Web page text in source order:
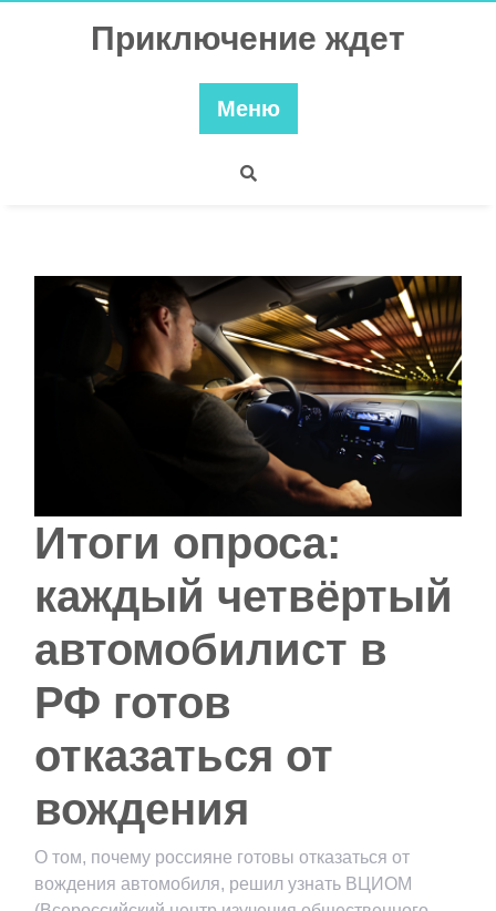
Приключение ждет
Меню
Итоги опроса:
каждый четвёртый
автомобилист в
РФ готов
отказаться от
вождения
О том, почему россияне готовы отказаться от
вождения автомобиля, решил узнать ВЦИОМ